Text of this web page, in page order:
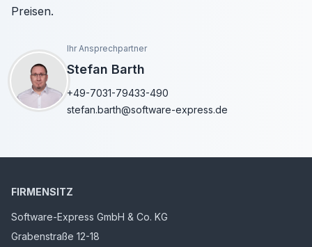
Preisen.
Ihr Ansprechpartner
Stefan Barth
+49-7031-79433-490
stefan.barth@software-express.de
FIRMENSITZ
Software-Express GmbH & Co. KG
Grabenstraße 12-18